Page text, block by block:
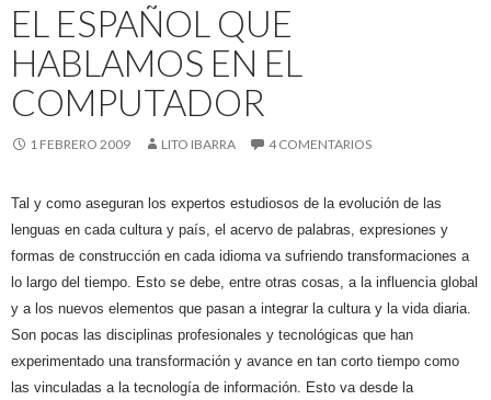
EL ESPAÑOL QUE
HABLAMOS EN EL
COMPUTADOR
1 FEBRERO 2009 LITO IBARRA 4 COMENTARIOS
Tal y como aseguran los expertos estudiosos de la evolución de las
lenguas en cada cultura y país, el acervo de palabras, expresiones y
formas de construcción en cada idioma va sufriendo transformaciones a
lo largo del tiempo. Esto se debe, entre otras cosas, a la influencia global
y a los nuevos elementos que pasan a integrar la cultura y la vida diaria.
Son pocas las disciplinas profesionales y tecnológicas que han
experimentado una transformación y avance en tan corto tiempo como
las vinculadas a la tecnología de información. Esto va desde la